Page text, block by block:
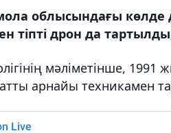
облысындағы
тіпті дрон да
мәліметінше,
арнайы техникамен